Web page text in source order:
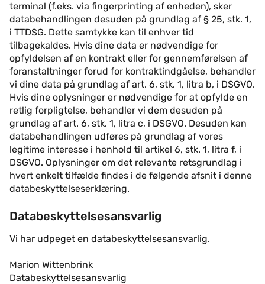
terminal (f.eks. via fingerprinting af enheden), sker
databehandlingen desuden på grundlag af § 25, stk. 1,
i TTDSG. Dette samtykke kan til enhver tid
tilbagekaldes. Hvis dine data er nødvendige for
opfyldelsen af en kontrakt eller for gennemførelsen af
foranstaltninger forud for kontraktindgåelse, behandler
vi dine data på grundlag af art. 6, stk. 1, litra b, i DSGVO.
Hvis dine oplysninger er nødvendige for at opfylde en
retlig forpligtelse, behandler vi dem desuden på
grundlag af art. 6, stk. 1, litra c, i DSGVO. Desuden kan
databehandlingen udføres på grundlag af vores
legitime interesse i henhold til artikel 6, stk. 1, litra f, i
DSGVO. Oplysninger om det relevante retsgrundlag i
hvert enkelt tilfælde findes i de følgende afsnit i denne
databeskyttelseserklæring.
Databeskyttelsesansvarlig
Vi har udpeget en databeskyttelsesansvarlig.
Marion Wittenbrink
Databeskyttelsesansvarlig